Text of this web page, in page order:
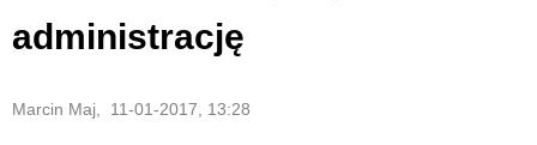
administrację
Marcin Maj, 11-01-2017, 13:28